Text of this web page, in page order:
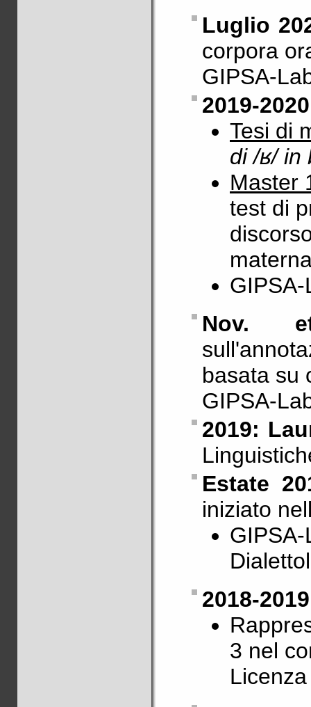
Luglio
corpora
GIPSA-
2019-
Tesi di
di /ʁ/ in
Master
test di
Nov.
basata su
GIPSA-
2019:
Estate
iniziato
2018-
3 nel